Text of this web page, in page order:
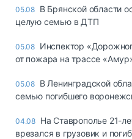
05.08 В Брянской области
целую семью в ДТП
05.08 Инспектор
от пожара на трассе
05.08 В Ленинградской
семью погибшего
04.08 На Ставрополье 21-
врезался в грузовик и погиб